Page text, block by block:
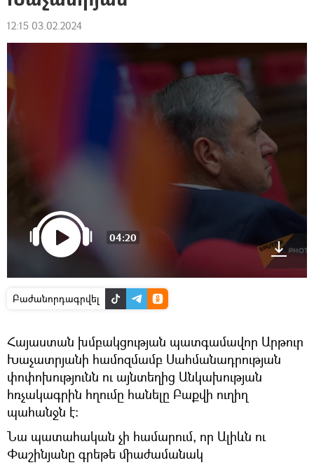
12:15 03.02.2024
04:20
Բաժանորդագրվել
Հայաստան խմբակցության պատգամավոր Արթուր
Խաչատրյանի համոզմամբ Սահմանադրության
փոփոխությունն ու այնտեղից Անկախության
հռչակագրին հղումը հանելը Բաքվի ուղիղ
պահանջն է։
Նա պատահական չի համարում, որ Ալիևն ու
Փաշինյանը գրեթե միաժամանակ